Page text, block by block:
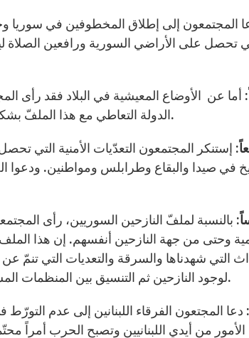
المجتمعون إلى إطلاق المخطوفين في سوريا
تحصل على الأراضي السورية ورافعين الصلاة
أما عن الأوضاع المعيشية في البلاد فقد رأى
الدولة التعاطي مع هذا الملفّ بشكل يدعم بعض السلع الضرورية كالمازوت والأدوية والرغيف وما إليها.
إستنكر المجتمعون التعدّيات الأمنية التي
في صيدا والبقاع وطرابلس ومواطنين. ودعوا
بالنسبة لملفّ النازحين السوريين، رأى
وحتى من جهة النازحين أنفسهم. إن هذا
التي شهدناها والسرقة والتعديات التي
لوجود النازحين ثم التنسيق بين المنظمات المساعدة ككاريتاس وسواها ودعوة الناس إلى التضامن مع هذه القضية.
دعا المجتعون الفرقاء اللبنانين إلى عدم
الأمور من أيدي اللبنانيين وتصبح الحرب أمراً